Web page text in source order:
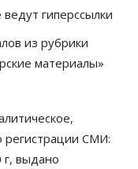
700 млн рублей
гиперссылки
из рубрики
материалы»
регистрации СМИ:
выдано